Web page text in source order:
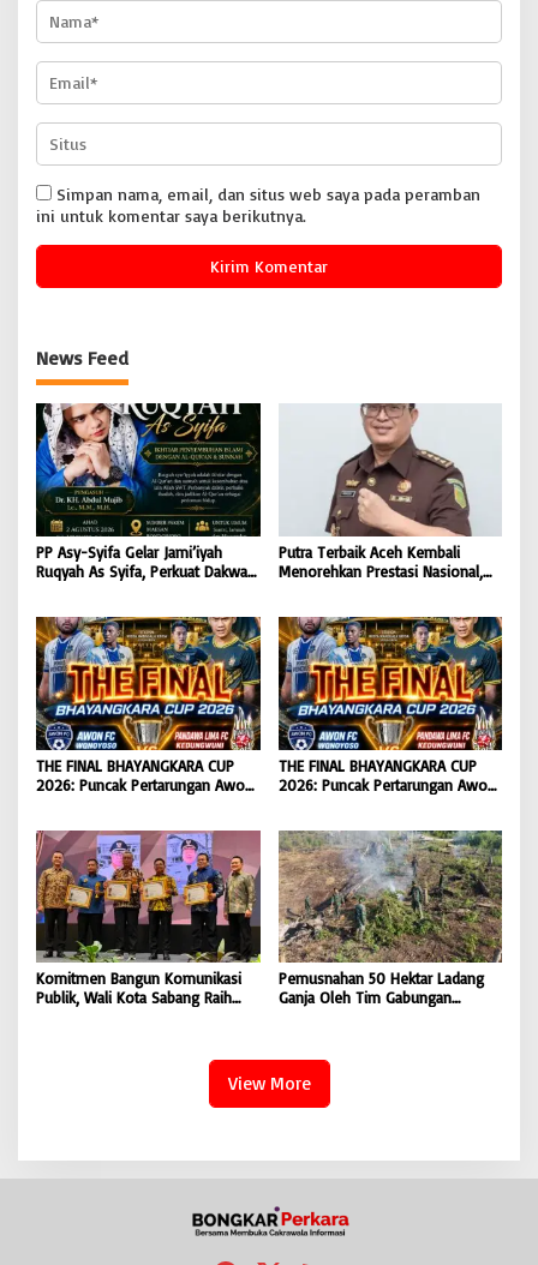
Simpan nama, email, dan situs web saya pada peramban
ini untuk komentar saya berikutnya.
News Feed
PP Asy-Syifa Gelar Jami’iyah
Ruqyah As Syifa, Perkuat Dakwah
Putra Terbaik Aceh Kembali
Menorehkan Prestasi Nasional,
Koordinator JAM Pidum
Kejaksaan Agung RI |
BONGKAR’Perkara.com
THE FINAL BHAYANGKARA CUP
2026: Puncak Pertarungan Awon
Mengguncang Stadion Widya
Manggala Krida
THE FINAL BHAYANGKARA CUP
2026: Puncak Pertarungan Awon
Mengguncang Stadion Widya
Manggala Krida
Komitmen Bangun Komunikasi
Publik, Wali Kota Sabang Raih
Pemusnahan 50 Hektar Ladang
Ganja Oleh Tim Gabungan
View More